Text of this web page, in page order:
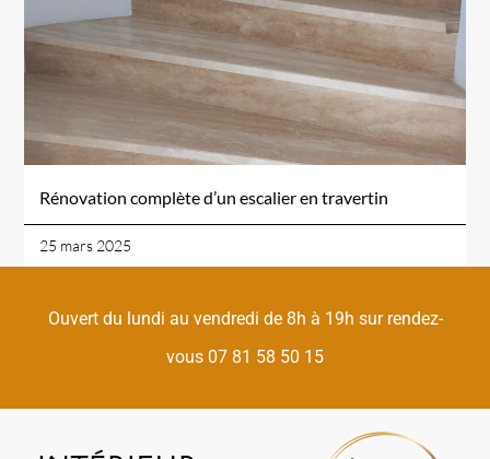
Rénovation complète d’un escalier en travertin
25 mars 2025
Ouvert du lundi au vendredi de 8h à 19h sur rendez-
vous 07 81 58 50 15